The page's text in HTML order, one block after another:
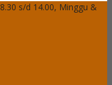
s/d 14.00, Minggu &